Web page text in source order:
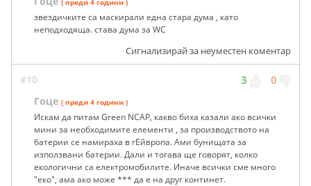
( преди 4 години )
звездичките са маскирали една стара дума , като
неподходяща. става дума за WC
Сигнализирай за неуместен коментар
#10 3 0
Гоце ( преди 4 години )
Искам да питам Green NCAP, какво биха казали ако всички
мини за необходимите елементи , за производството на
батерии се намираха в гЕйвропа. Ами бунищата за
използвани батерии. Дали и тогава ще говорят, колко
екологични са електромобилите. Иначе всички сме много
"еко", ама ако може *** да е на друг континет.